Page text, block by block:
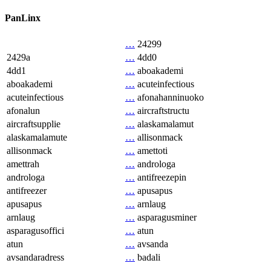
PanLinx
… 24299
2429a
… 4dd0
4dd1
… aboakademi
aboakademi
… acuteinfectious
acuteinfectious
… afonahanninuoko
afonalun
… aircraftstructu
aircraftsupplie
… alaskamalamut
alaskamalamute
… allisonmack
allisonmack
… amettoti
amettrah
… androloga
androloga
… antifreezepin
antifreezer
… apusapus
apusapus
… arnlaug
arnlaug
… asparagusminer
asparagusoffici
… atun
atun
… avsanda
avsandaradress
… badali